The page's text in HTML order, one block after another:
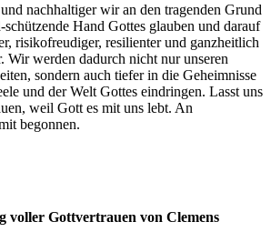
nachhaltiger wir an den tragenden Grund
Hand Gottes glauben und darauf
risikofreudiger, resilienter und ganzheitlich
Wir werden dadurch nicht nur unseren
sondern auch tiefer in die Geheimnisse
und der Welt Gottes eindringen. Lasst uns
weil Gott es mit uns lebt. An
begonnen.
voller Gottvertrauen von Clemens